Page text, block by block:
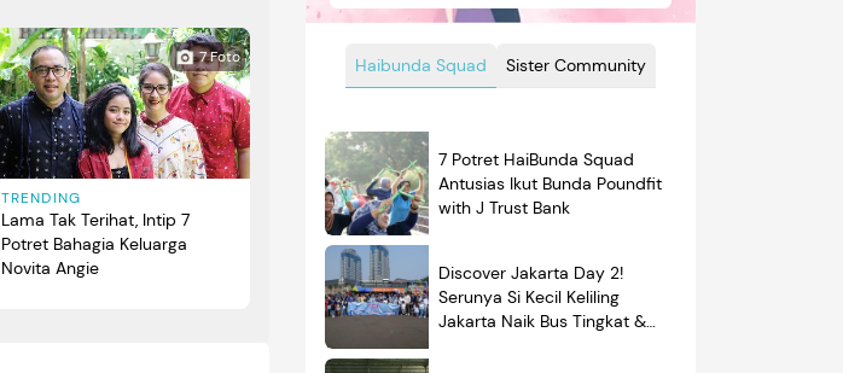
7 Foto
TRENDING
Lama Tak Terihat, Intip 7
Potret Bahagia Keluarga
Novita Angie
Haibunda Squad Sister Community
7 Potret HaiBunda Squad
Antusias Ikut Bunda Poundfit
with J Trust Bank
Discover Jakarta Day 2!
Serunya Si Kecil Keliling
Jakarta Naik Bus Tingkat &